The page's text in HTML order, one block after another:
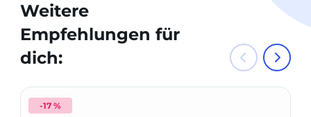
Weitere
Empfehlungen für
dich:
-17 %